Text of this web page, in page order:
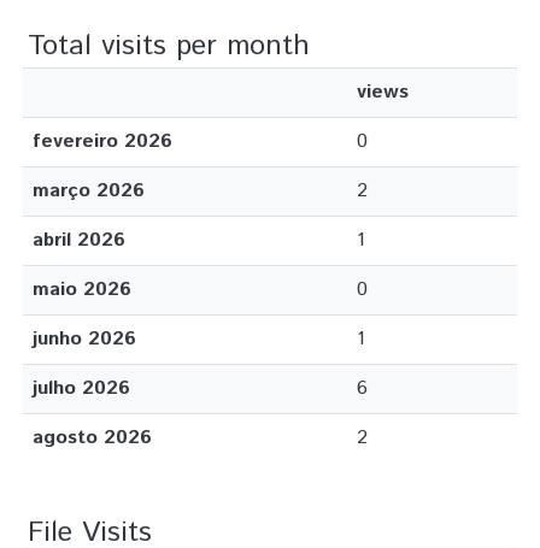
Total visits per month
views
fevereiro 2026
0
março 2026
2
abril 2026
1
maio 2026
0
junho 2026
1
julho 2026
6
agosto 2026
2
File Visits